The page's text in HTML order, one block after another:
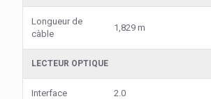
Longueur de
càble
1,829 m
LECTEUR OPTIQUE
Interface 2.0